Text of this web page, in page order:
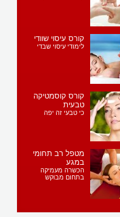
קורס עיסוי שוודי
לימודי עיסוי שבדי
קורס קוסמטיקה
טבעית
כי טבעי זה יפה
מטפל רב תחומי
במגע
הכשרה מעמיקה
בתחום מבוקש